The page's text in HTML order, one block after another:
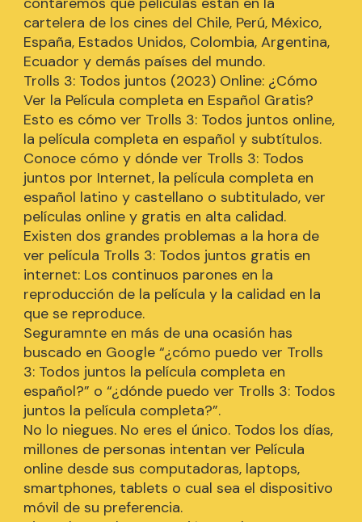
cartelera de los cines del Chile, Perú, México,
España, Estados Unidos, Colombia, Argentina,
Ecuador y demás países del mundo.
Trolls 3: Todos juntos (2023) Online: ¿Cómo
Ver la Película completa en Español Gratis?
Esto es cómo ver Trolls 3: Todos juntos online,
la película completa en español y subtítulos.
Conoce cómo y dónde ver Trolls 3: Todos
juntos por Internet, la película completa en
español latino y castellano o subtitulado, ver
películas online y gratis en alta calidad.
Existen dos grandes problemas a la hora de
ver película Trolls 3: Todos juntos gratis en
internet: Los continuos parones en la
reproducción de la película y la calidad en la
que se reproduce.
Seguramnte en más de una ocasión has
buscado en Google “¿cómo puedo ver Trolls
3: Todos juntos la película completa en
español?” o “¿dónde puedo ver Trolls 3: Todos
juntos la película completa?”.
No lo niegues. No eres el único. Todos los días,
millones de personas intentan ver Película
online desde sus computadoras, laptops,
smartphones, tablets o cual sea el dispositivo
móvil de su preferencia.